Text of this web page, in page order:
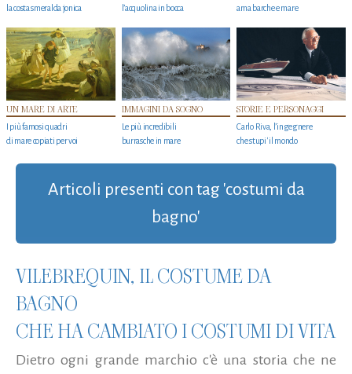
la costa smeralda jonica
l’acquolina in bocca
ama barche e mare
UN MARE DI ARTE
I più famosi quadri
di mare copiati per voi
IMMAGINI DA SOGNO
Le più incredibili
burrasche in mare
STORIE E PERSONAGGI
Carlo Riva, l’ingegnere
che stupi' il mondo
Articoli presenti con tag 'costumi da
bagno'
VILEBREQUIN, IL COSTUME DA
BAGNO
CHE HA CAMBIATO I COSTUMI DI VITA
Dietro ogni grande marchio c'è una storia che ne